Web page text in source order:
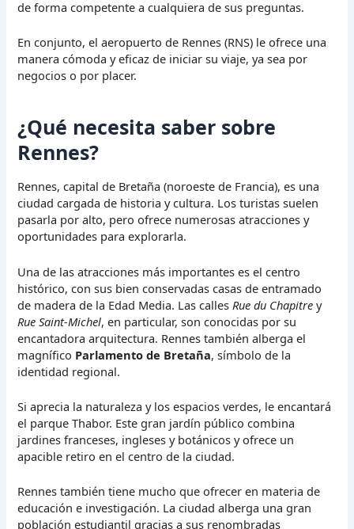
de forma competente a cualquiera de sus preguntas.
En conjunto, el aeropuerto de Rennes (RNS) le ofrece una
manera cómoda y eficaz de iniciar su viaje, ya sea por
negocios o por placer.
¿Qué necesita saber sobre
Rennes?
Rennes, capital de Bretaña (noroeste de Francia), es una
ciudad cargada de historia y cultura. Los turistas suelen
pasarla por alto, pero ofrece numerosas atracciones y
oportunidades para explorarla.
Una de las atracciones más importantes es el centro
histórico, con sus bien conservadas casas de entramado
de madera de la Edad Media. Las calles Rue du Chapitre y
Rue Saint-Michel, en particular, son conocidas por su
encantadora arquitectura. Rennes también alberga el
magnífico Parlamento de Bretaña, símbolo de la
identidad regional.
Si aprecia la naturaleza y los espacios verdes, le encantará
el parque Thabor. Este gran jardín público combina
jardines franceses, ingleses y botánicos y ofrece un
apacible retiro en el centro de la ciudad.
Rennes también tiene mucho que ofrecer en materia de
educación e investigación. La ciudad alberga una gran
población estudiantil gracias a sus renombradas